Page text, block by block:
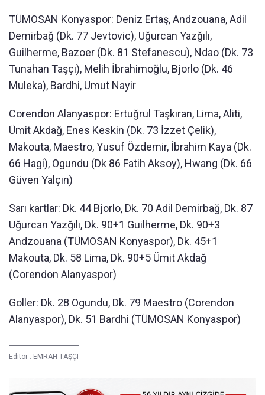
TÜMOSAN Konyaspor: Deniz Ertaş, Andzouana, Adil
Demirbağ (Dk. 77 Jevtovic), Uğurcan Yazğılı,
Guilherme, Bazoer (Dk. 81 Stefanescu), Ndao (Dk. 73
Tunahan Taşçı), Melih İbrahimoğlu, Bjorlo (Dk. 46
Muleka), Bardhi, Umut Nayir
Corendon Alanyaspor: Ertuğrul Taşkıran, Lima, Aliti,
Ümit Akdağ, Enes Keskin (Dk. 73 İzzet Çelik),
Makouta, Maestro, Yusuf Özdemir, İbrahim Kaya (Dk.
66 Hagi), Ogundu (Dk 86 Fatih Aksoy), Hwang (Dk. 66
Güven Yalçın)
Sarı kartlar: Dk. 44 Bjorlo, Dk. 70 Adil Demirbağ, Dk. 87
Uğurcan Yazğılı, Dk. 90+1 Guilherme, Dk. 90+3
Andzouana (TÜMOSAN Konyaspor), Dk. 45+1
Makouta, Dk. 58 Lima, Dk. 90+5 Ümit Akdağ
(Corendon Alanyaspor)
Goller: Dk. 28 Ogundu, Dk. 79 Maestro (Corendon
Alanyaspor), Dk. 51 Bardhi (TÜMOSAN Konyaspor)
Editör : EMRAH TAŞÇI